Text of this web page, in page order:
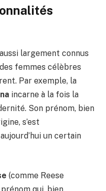
largement connus
femmes célèbres
Par exemple, la
incarne à la fois la
Son prénom, bien
s’est
un certain
(comme Reese